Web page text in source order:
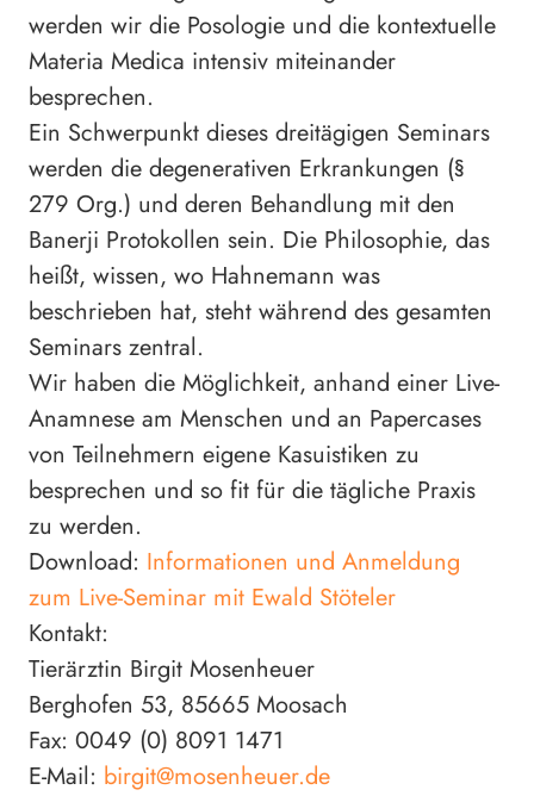
werden wir die Posologie und die kontextuelle
Materia Medica intensiv miteinander
besprechen.
Ein Schwerpunkt dieses dreitägigen Seminars
werden die degenerativen Erkrankungen (§
279 Org.) und deren Behandlung mit den
Banerji Protokollen sein. Die Philosophie, das
heißt, wissen, wo Hahnemann was
beschrieben hat, steht während des gesamten
Seminars zentral.
Wir haben die Möglichkeit, anhand einer Live-
Anamnese am Menschen und an Papercases
von Teilnehmern eigene Kasuistiken zu
besprechen und so fit für die tägliche Praxis
zu werden.
Download: Informationen und Anmeldung
zum Live-Seminar mit Ewald Stöteler
Kontakt:
Tierärztin Birgit Mosenheuer
Berghofen 53, 85665 Moosach
Fax: 0049 (0) 8091 1471
E-Mail: birgit@mosenheuer.de